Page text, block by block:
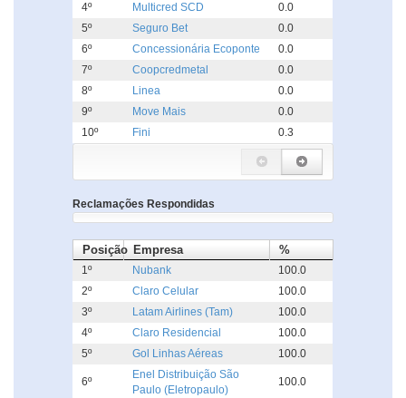
4º
Multicred SCD
0.0
5º
Seguro Bet
0.0
6º
Concessionária Ecoponte
0.0
7º
Coopcredmetal
0.0
8º
Linea
0.0
9º
Move Mais
0.0
10º
Fini 0.3
Reclamações Respondidas
Posição Empresa %
1º Nubank
100.0
2º
Claro Celular
100.0
3º
Latam Airlines (Tam)
100.0
4º
Claro Residencial
100.0
5º
Gol Linhas Aéreas 100.0
6º
Enel Distribuição São
Paulo (Eletropaulo)
100.0